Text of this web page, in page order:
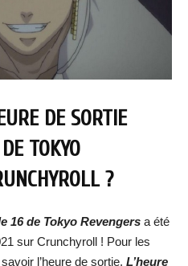
DE SORTIE
TOKYO
?
16 de Tokyo Revengers a été
sur Crunchyroll ! Pour les
l’heure de sortie. L’heure